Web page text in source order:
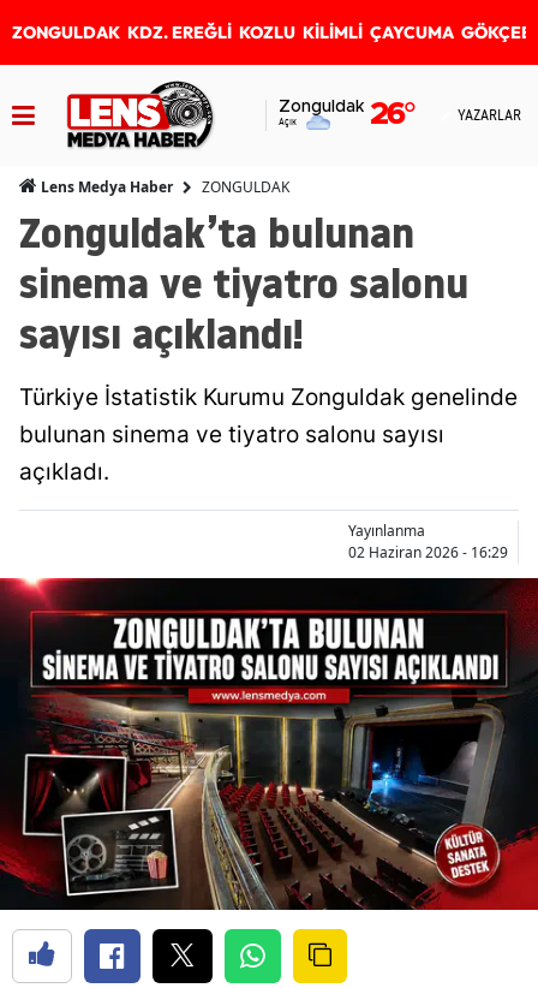
ZONGULDAK KDZ. EREĞLİ KOZLU KİLİMLİ ÇAYCUMA
Zonguldak
Açık 26° YAZARLAR
Lens Medya Haber ZONGULDAK
Zonguldak’ta bulunan
sinema ve tiyatro salonu
sayısı açıklandı!
Türkiye İstatistik Kurumu Zonguldak genelinde
bulunan sinema ve tiyatro salonu sayısı
açıkladı.
Yayınlanma
02 Haziran 2026 - 16:29